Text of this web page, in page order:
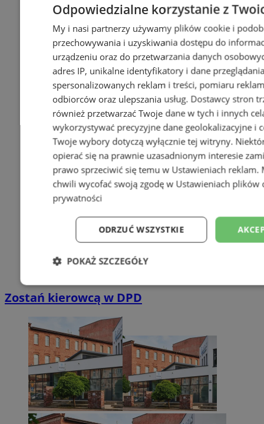
Zostań kierowcą w DPD
Odpowiedzialne korzystanie z
My i nasi partnerzy używamy plików cookie i
przechowywania i uzyskiwania dostępu do
urządzeniu oraz do przetwarzania danych
adres IP, unikalne identyfikatory i dane
spersonalizowanych reklam i treści, pomiaru
odbiorców oraz ulepszania usług. Dostawcy stron
również przetwarzać Twoje dane w tych i innych
wykorzystywać precyzyjne dane geolokalizacyjne i
Twoje wybory dotyczą wyłącznie tej witryny.
opierać się na prawnie uzasadnionym interesie
prawo sprzeciwić się temu w Ustawieniach reklam.
chwili wycofać swoją zgodę w Ustawieniach plików
prywatności
ODRZUĆ WSZYSTKIE
POKAŻ SZCZEGÓŁY
Niezbędne Wydajność
Niesklasyfikowane
Niezbędne Wydajność Targetowanie